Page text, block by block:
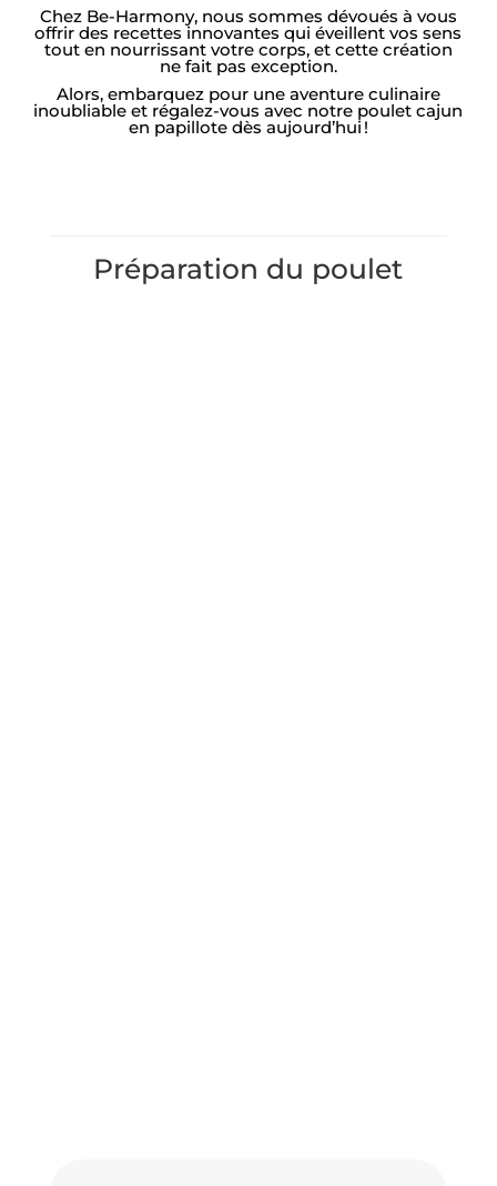
Chez Be-Harmony, nous sommes dévoués à vous
offrir des recettes innovantes qui éveillent vos sens
tout en nourrissant votre corps, et cette création
ne fait pas exception.
Alors, embarquez pour une aventure culinaire
inoubliable et régalez-vous avec notre poulet cajun
en papillote dès aujourd’hui !
Préparation du poulet